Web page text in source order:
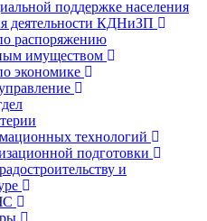
поддержке населения
деятельности КДНиЗП
распоряжению
имуществом
экономике
технологий
подготовки
и